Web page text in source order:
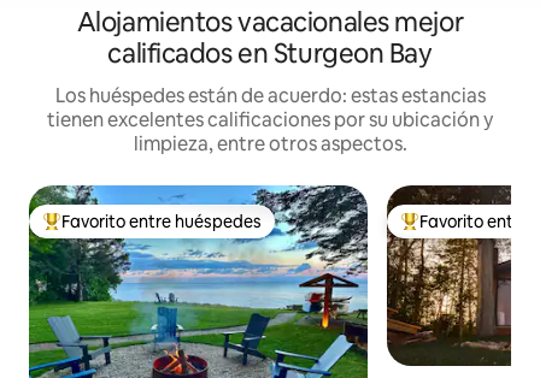
Alojamientos vacacionales mejor
calificados en Sturgeon Bay
Los huéspedes están de acuerdo: estas estancias
tienen excelentes calificaciones por su ubicación y
limpieza, entre otros aspectos.
De los mejores en Favorito entre huéspedes
Favorito entre huéspedes De los mejores
Favorito entre